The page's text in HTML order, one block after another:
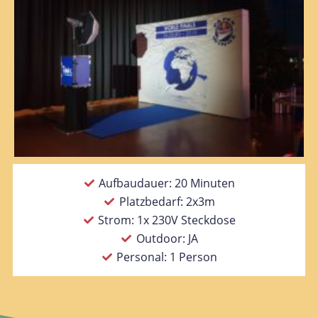
Aufbaudauer: 20 Minuten
Platzbedarf: 2x3m
Strom: 1x 230V Steckdose
Outdoor: JA
Personal: 1 Person